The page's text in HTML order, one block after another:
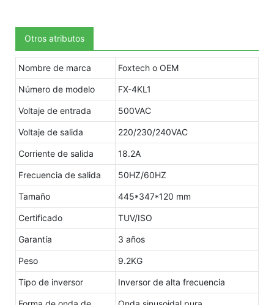
Otros atributos
Nombre de marca Foxtech o OEM
Número de modelo FX-4KL1
Voltaje de entrada 500VAC
Voltaje de salida 220/230/240VAC
Corriente de salida 18.2A
Frecuencia de salida 50HZ/60HZ
Tamaño 445*347*120 mm
Certificado TUV/ISO
Garantía 3 años
Peso 9.2KG
Tipo de inversor Inversor de alta frecuencia